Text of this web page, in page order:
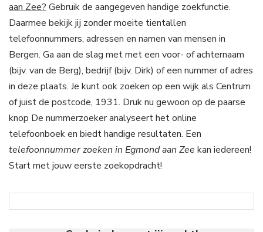
aan Zee? Gebruik de aangegeven handige zoekfunctie.
Daarmee bekijk jij zonder moeite tientallen
telefoonnummers, adressen en namen van mensen in
Bergen. Ga aan de slag met met een voor- of achternaam
(bijv. van de Berg), bedrijf (bijv. Dirk) of een nummer of adres
in deze plaats. Je kunt ook zoeken op een wijk als Centrum
of juist de postcode, 1931. Druk nu gewoon op de paarse
knop De nummerzoeker analyseert het online
telefoonboek en biedt handige resultaten. Een
telefoonnummer zoeken in Egmond aan Zee kan iedereen!
Start met jouw eerste zoekopdracht!